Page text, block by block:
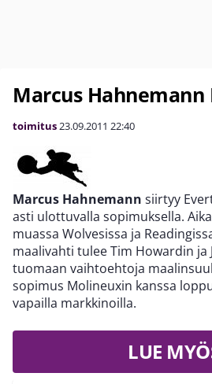
Marcus
toimitus23.09.2011 22:40
Marcus Hahnemann siirtyy
asti ulottuvalla sopimuksella.
muassa Wolvesissa ja
maalivahti tulee Tim Howardin ja
tuomaan vaihtoehtoja
sopimus Molineuxin kanssa
vapailla markkinoilla.
LUE